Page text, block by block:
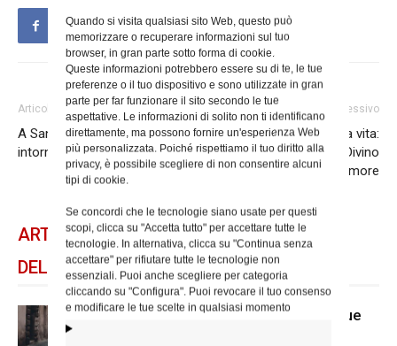
Quando si visita qualsiasi sito Web, questo può
memorizzare o recuperare informazioni sul tuo
browser, in gran parte sotto forma di cookie.
Queste informazioni potrebbero essere su di te, le tue
preferenze o il tuo dispositivo e sono utilizzate in gran
parte per far funzionare il sito secondo le tue
aspettative. Le informazioni di solito non ti identificano
direttamente, ma possono fornire un'esperienza Web
più personalizzata. Poiché rispettiamo il tuo diritto alla
privacy, è possibile scegliere di non consentire alcuni
tipi di cookie.
Se concordi che le tecnologie siano usate per questi
scopi, clicca su "Accetta tutto" per accettare tutte le
tecnologie. In alternativa, clicca su "Continua senza
accettare" per rifiutare tutte le tecnologie non
essenziali. Puoi anche scegliere per categoria
cliccando su "Configura". Puoi revocare il tuo consenso
e modificare le tue scelte in qualsiasi momento
Articolo precedente
A San Giuliano conversazioni
intorno alla pandemia
Articolo successivo
La 43ª Giornata per la vita:
domenica la Messa al Divino
Amore
ARTICOLI CORRELATI
DELLO STESSO AUTORE
Caritas, “Quartieri solidali” prosegue